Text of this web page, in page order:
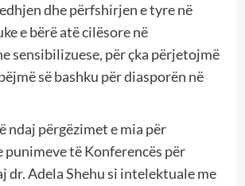
dhe përfshirjen e tyre në
e bërë atë cilësore në
sensibilizuese, për çka përjetojmë
së bashku për diasporën në
ndaj përgëzimet e mia për
punimeve të Konferencës për
dr. Adela Shehu si intelektuale me